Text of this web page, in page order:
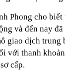
Phong cho
và đến nay
giao dịch
với thanh
cấp.